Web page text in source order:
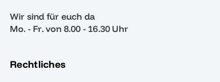
Wir sind für euch da
Mo. - Fr. von 8.00 - 16.30 Uhr
Rechtliches